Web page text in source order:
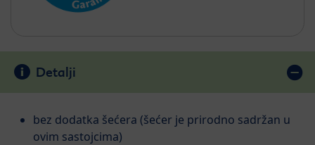
Detalji
bez dodatka šećera (šećer je prirodno sadržan u
ovim sastojcima)